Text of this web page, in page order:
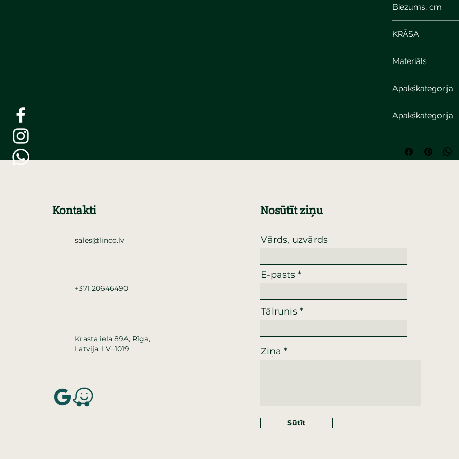
Biezums, cm
KRĀSA
Materiāls
Apakškategorija
Apakškategorija
Kontakti
sales@linco.lv
+371 20646490
Krasta iela 89A, Rīga,
Latvija, LV–1019
Nosūtīt ziņu
Vārds, uzvārds
E-pasts
Tālrunis
Ziņa
Sūtīt